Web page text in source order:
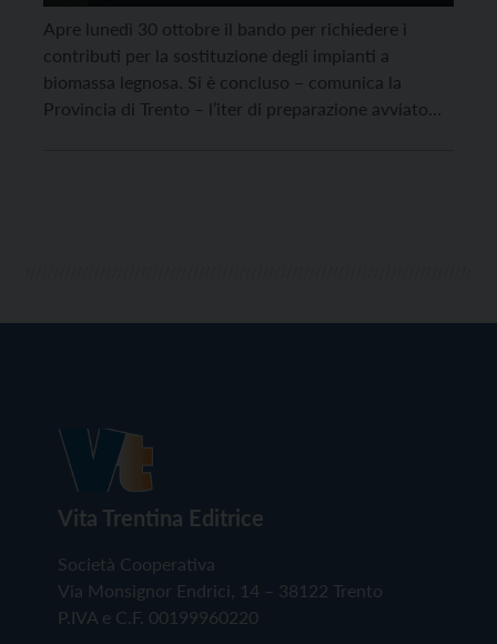
Apre lunedì 30 ottobre il bando per richiedere i
contributi per la sostituzione degli impianti a
biomassa legnosa. Si è concluso – comunica la
Provincia di Trento – l’iter di preparazione avviato
Vita Trentina Editrice
Società Cooperativa
Via Monsignor Endrici, 14 – 38122 Trento
P.IVA e C.F. 00199960220